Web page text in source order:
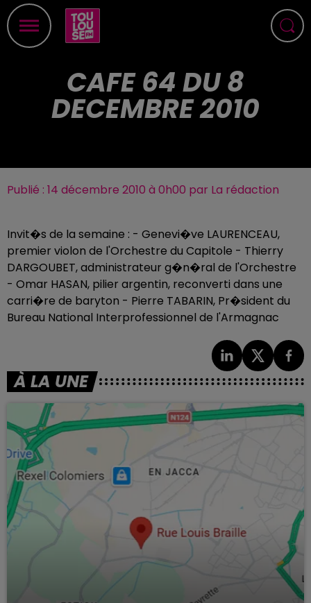
CAFE 64 DU 8
DECEMBRE 2010
Publié : 14 décembre 2010 à 0h00 par La rédaction
Invit�s de la semaine : - Genevi�ve LAURENCEAU,
premier violon de l'Orchestre du Capitole - Thierry
DARGOUBET, administrateur g�n�ral de l'Orchestre
- Omar HASAN, pilier argentin, reconverti dans une
carri�re de baryton - Pierre TABARIN, Pr�sident du
Bureau National Interprofessionnel de l'Armagnac
À LA UNE